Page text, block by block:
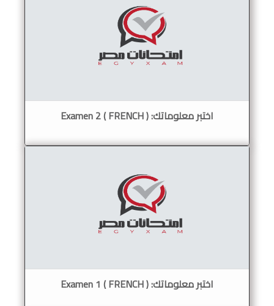
اختبر معلوماتك: Examen 2 ( FRENCH )
اختبر معلوماتك: ( Examen 1 ( FRENCH